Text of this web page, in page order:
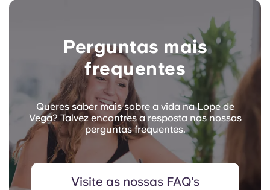
Perguntas mais
frequentes
Queres saber mais sobre a vida na Lope de
Vega? Talvez encontres a resposta nas nossas
perguntas frequentes.
Visite as nossas FAQ's